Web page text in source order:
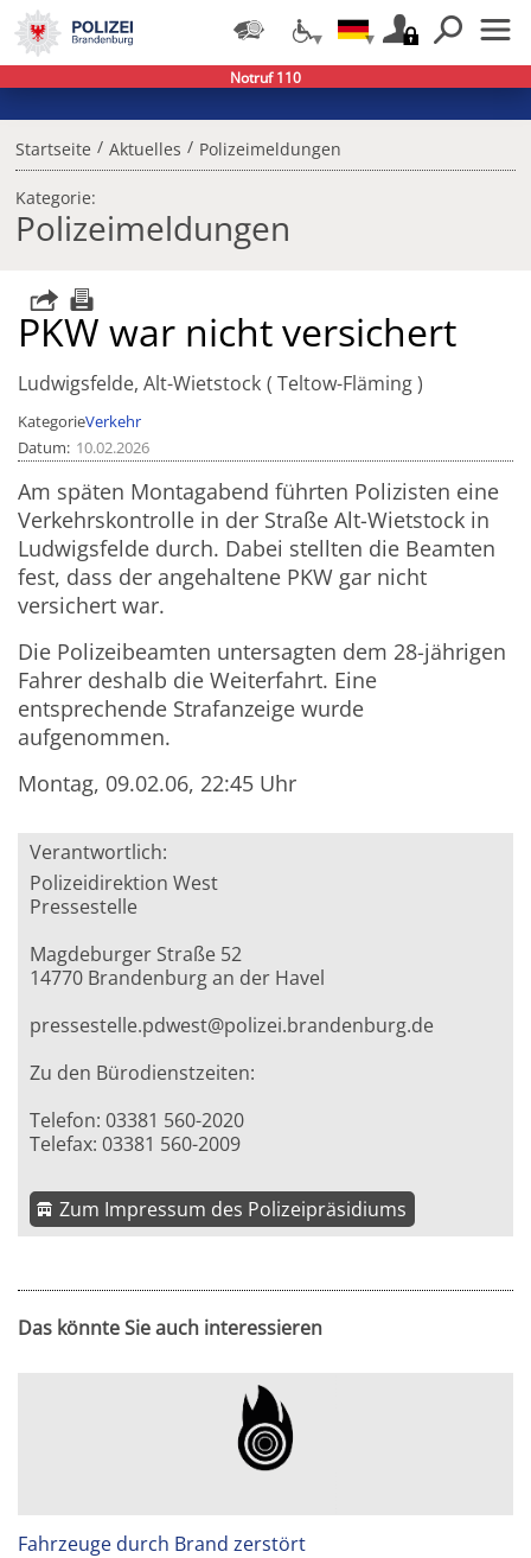
Startseite / Aktuelles / Polizeimeldungen
Kategorie:
Polizeimeldungen
PKW war nicht versichert
Ludwigsfelde, Alt-Wietstock Teltow-Fläming
KategorieVerkehr
Datum 10.02.2026
Am späten Montagabend führten Polizisten eine
Verkehrskontrolle in der Straße Alt-Wietstock in
Ludwigsfelde durch. Dabei stellten die Beamten
fest, dass der angehaltene PKW gar nicht
versichert war.
Die Polizeibeamten untersagten dem 28-jährigen
Fahrer deshalb die Weiterfahrt. Eine
entsprechende Strafanzeige wurde
aufgenommen.
Montag, 09.02.06, 22:45 Uhr
Verantwortlich:
Polizeidirektion West
Pressestelle
Magdeburger Straße 52
14770 Brandenburg an der Havel
pressestelle.pdwest@polizei.brandenburg.de
Zu den Bürodienstzeiten:
Telefon: 03381 560-2020
Telefax: 03381 560-2009
Zum Impressum des Polizeipräsidiums
Das könnte Sie auch interessieren
Fahrzeuge durch Brand zerstört
Notruf 110